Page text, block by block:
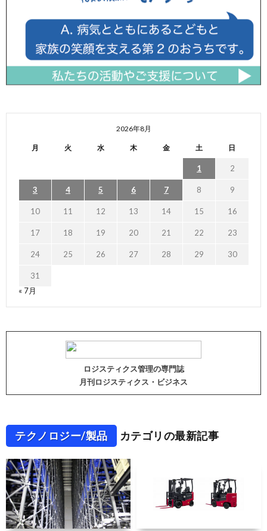
2026年8月
月 火 水 木 金 土 日
1 2
3 4 5 6 7 8 9
10 11 12 13 14 15 16
17 18 19 20 21 22 23
24 25 26 27 28 29 30
31
« 7月
ロジスティクス管理の専門誌
月刊ロジスティクス・ビジネス
テクノロジー/製品 カテゴリの最新記事